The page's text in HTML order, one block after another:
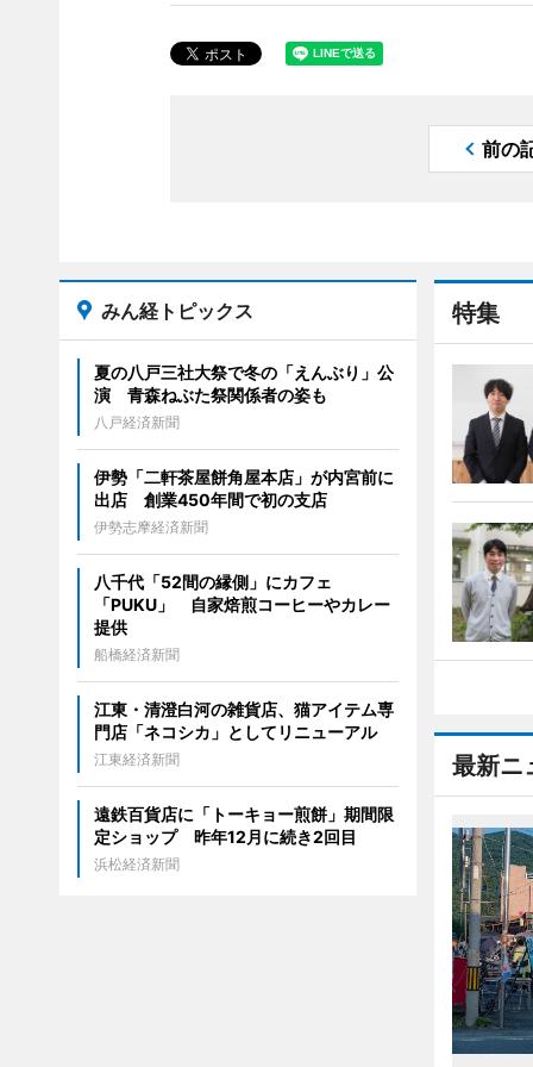
前の
特集
最新ニ
みん経トピックス
夏の八戸三社大祭で冬の「えんぶり」公
演 青森ねぶた祭関係者の姿も
八戸経済新聞
伊勢「二軒茶屋餅角屋本店」が内宮前に
出店 創業450年間で初の支店
伊勢志摩経済新聞
八千代「52間の縁側」にカフェ
「PUKU」 自家焙煎コーヒーやカレー
提供
船橋経済新聞
江東・清澄白河の雑貨店、猫アイテム専
門店「ネコシカ」としてリニューアル
江東経済新聞
遠鉄百貨店に「トーキョー煎餅」期間限
定ショップ 昨年12月に続き2回目
浜松経済新聞